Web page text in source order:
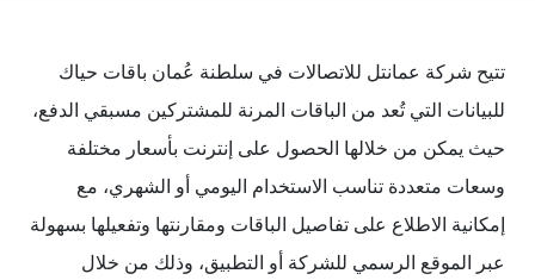
تتيح شركة عمانتل للاتصالات في سلطنة عُمان باقات حياك
للبيانات التي تُعد من الباقات المرنة للمشتركين مسبقي الدفع،
حيث يمكن من خلالها الحصول على إنترنت بأسعار مختلفة
وسعات متعددة تناسب الاستخدام اليومي أو الشهري، مع
إمكانية الاطلاع على تفاصيل الباقات ومقارنتها وتفعيلها بسهولة
عبر الموقع الرسمي للشركة أو التطبيق، وذلك من خلال